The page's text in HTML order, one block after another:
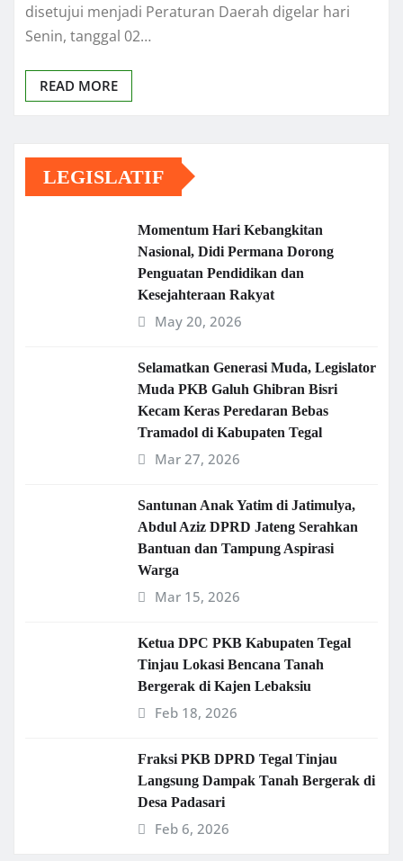
disetujui menjadi Peraturan Daerah digelar hari
Senin, tanggal 02…
READ MORE
LEGISLATIF
Momentum Hari Kebangkitan
Nasional, Didi Permana Dorong
Penguatan Pendidikan dan
Kesejahteraan Rakyat
May 20, 2026
Selamatkan Generasi Muda, Legislator
Muda PKB Galuh Ghibran Bisri
Kecam Keras Peredaran Bebas
Tramadol di Kabupaten Tegal
Mar 27, 2026
Santunan Anak Yatim di Jatimulya,
Abdul Aziz DPRD Jateng Serahkan
Bantuan dan Tampung Aspirasi
Warga
Mar 15, 2026
Ketua DPC PKB Kabupaten Tegal
Tinjau Lokasi Bencana Tanah
Bergerak di Kajen Lebaksiu
Feb 18, 2026
Fraksi PKB DPRD Tegal Tinjau
Langsung Dampak Tanah Bergerak di
Desa Padasari
Feb 6, 2026